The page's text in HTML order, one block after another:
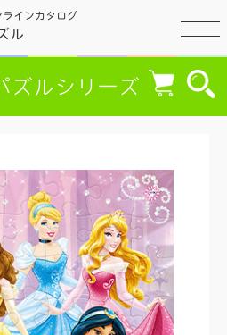
インカタログ
ル
ズルシリーズ